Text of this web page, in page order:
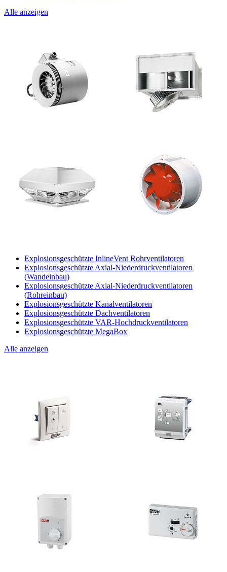
Alle anzeigen
Explosionsgeschützte InlineVent Rohrventilatoren
Explosionsgeschützte Axial-Niederdruckventilatoren
(Wandeinbau)
Explosionsgeschützte Axial-Niederdruckventilatoren
(Rohreinbau)
Explosionsgeschützte Kanalventilatoren
Explosionsgeschützte Dachventilatoren
Explosionsgeschützte VAR-Hochdruckventilatoren
Explosionsgeschützte MegaBox
Alle anzeigen